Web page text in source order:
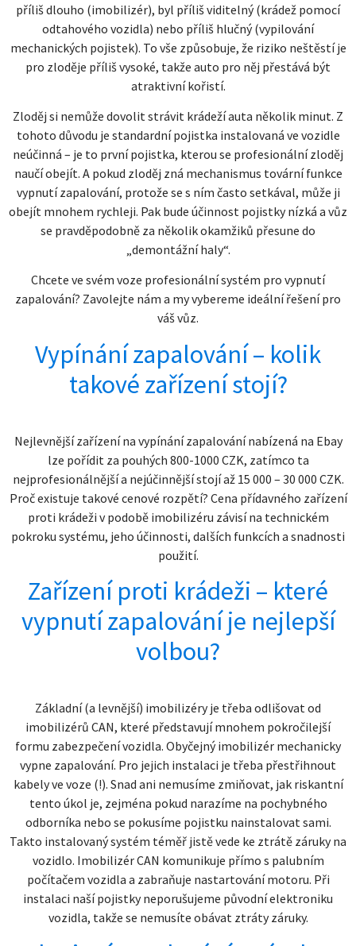
příliš dlouho (imobilizér), byl příliš viditelný (krádež pomocí
odtahového vozidla) nebo příliš hlučný (vypilování
mechanických pojistek). To vše způsobuje, že riziko neštěstí je
pro zloděje příliš vysoké, takže auto pro něj přestává být
atraktivní kořistí.
Zloděj si nemůže dovolit strávit krádeží auta několik minut. Z
tohoto důvodu je standardní pojistka instalovaná ve vozidle
neúčinná – je to první pojistka, kterou se profesionální zloděj
naučí obejít. A pokud zloděj zná mechanismus tovární funkce
vypnutí zapalování, protože se s ním často setkával, může ji
obejít mnohem rychleji. Pak bude účinnost pojistky nízká a vůz
se pravděpodobně za několik okamžiků přesune do
„demontážní haly“.
Chcete ve svém voze profesionální systém pro vypnutí
zapalování? Zavolejte nám a my vybereme ideální řešení pro
váš vůz.
Vypínání zapalování – kolik
takové zařízení stojí?
Nejlevnější zařízení na vypínání zapalování nabízená na Ebay
lze pořídit za pouhých 800-1000 CZK, zatímco ta
nejprofesionálnější a nejúčinnější stojí až 15 000 – 30 000 CZK.
Proč existuje takové cenové rozpětí? Cena přídavného zařízení
proti krádeži v podobě imobilizéru závisí na technickém
pokroku systému, jeho účinnosti, dalších funkcích a snadnosti
použití.
Zařízení proti krádeži – které
vypnutí zapalování je nejlepší
volbou?
Základní (a levnější) imobilizéry je třeba odlišovat od
imobilizérů CAN, které představují mnohem pokročilejší
formu zabezpečení vozidla. Obyčejný imobilizér mechanicky
vypne zapalování. Pro jejich instalaci je třeba přestřihnout
kabely ve voze (!). Snad ani nemusíme zmiňovat, jak riskantní
tento úkol je, zejména pokud narazíme na pochybného
odborníka nebo se pokusíme pojistku nainstalovat sami.
Takto instalovaný systém téměř jistě vede ke ztrátě záruky na
vozidlo. Imobilizér CAN komunikuje přímo s palubním
počítačem vozidla a zabraňuje nastartování motoru. Při
instalaci naší pojistky neporušujeme původní elektroniku
vozidla, takže se nemusíte obávat ztráty záruky.